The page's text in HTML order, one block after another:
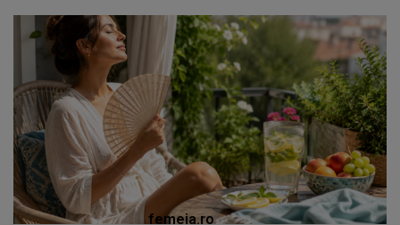
femeia.ro